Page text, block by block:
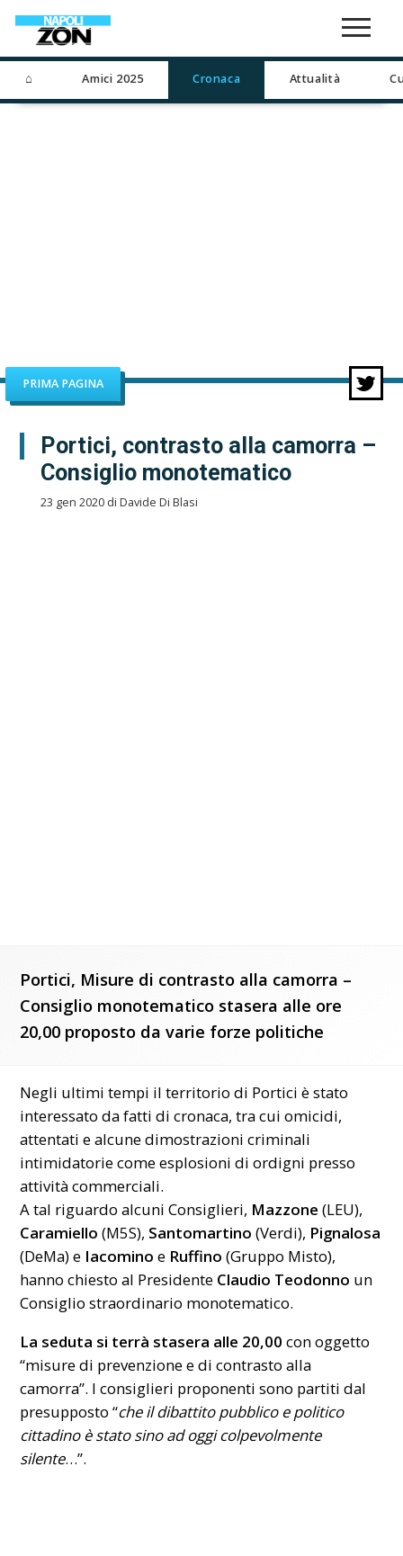
⌂ Amici 2025 Cronaca Attualità
PRIMA PAGINA
Portici, contrasto alla camorra –
Consiglio monotematico
23 gen 2020 di Davide Di Blasi
Portici, Misure di contrasto alla camorra –
Consiglio monotematico stasera alle ore
20,00 proposto da varie forze politiche
Negli ultimi tempi il territorio di Portici è stato
interessato da fatti di cronaca, tra cui omicidi,
attentati e alcune dimostrazioni criminali
intimidatorie come esplosioni di ordigni presso
attività commerciali.
A tal riguardo alcuni Consiglieri, Mazzone (LEU),
Caramiello (M5S), Santomartino (Verdi), Pignalosa
(DeMa) e Iacomino e Ruffino (Gruppo Misto),
hanno chiesto al Presidente Claudio Teodonno un
Consiglio straordinario monotematico.
La seduta si terrà stasera alle 20,00 con oggetto
“misure di prevenzione e di contrasto alla
camorra”. I consiglieri proponenti sono partiti dal
presupposto “che il dibattito pubblico e politico
cittadino è stato sino ad oggi colpevolmente
silente…”.